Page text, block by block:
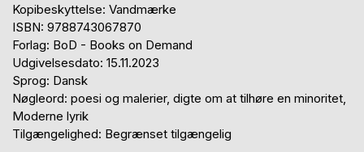
Kopibeskyttelse: Vandmærke
ISBN: 9788743067870
Forlag: BoD - Books on Demand
Udgivelsesdato: 15.11.2023
Sprog: Dansk
Nøgleord: poesi og malerier, digte om at tilhøre en minoritet,
Moderne lyrik
Tilgængelighed: Begrænset tilgængelig